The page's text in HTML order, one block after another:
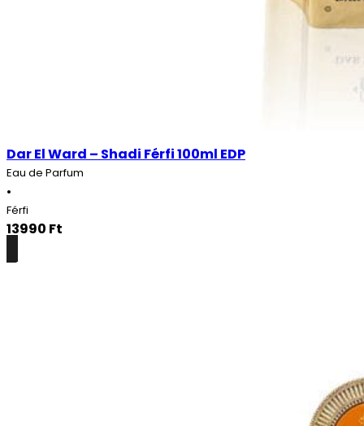
Dar El Ward – Shadi Férfi 100ml EDP
Eau de Parfum
•
Férfi
13990 Ft
Részletek